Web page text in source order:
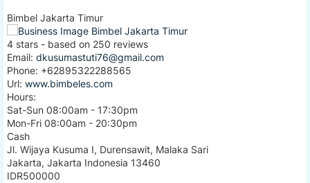
Bimbel Jakarta Timur
4 stars - based on 250 reviews
Email: dkusumastuti76@gmail.com
Phone: +62895322288565
Url: www.bimbeles.com
Hours:
Sat-Sun 08:00am - 17:30pm
Mon-Fri 08:00am - 20:30pm
Cash
Jl. Wijaya Kusuma I, Durensawit, Malaka Sari
Jakarta, Jakarta Indonesia 13460
IDR500000